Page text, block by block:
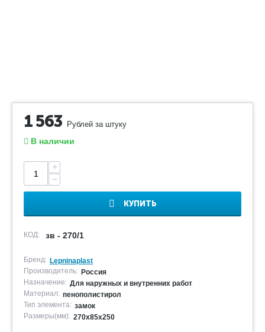
1 563 Рублей за штуку
В наличии
+
−
КУПИТЬ
КОД: зв - 270/1
Бренд: Lepninaplast
Производитель: Россия
Назначение: Для наружных и внутренних работ
Материал: пенополистирол
Тип элемента: замок
Размеры(мм): 270х85х250